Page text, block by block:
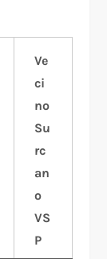
Ve
ci
no
Su
rc
an
o
VS
P